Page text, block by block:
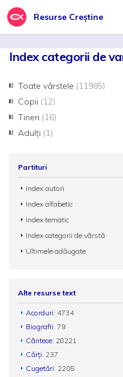
Resurse Creștine
Index categorii de
Toate vârstele (11985)
Copii (12)
Tineri (16)
Adulți (1)
Partituri
Index autori
Index alfabetic
Index tematic
Index categorii de vârstă
Ultimele adăugate
Alte resurse text
Acorduri: 4734
Biografii: 79
Cântece: 28221
Cărți: 237
Cugetări: 2205